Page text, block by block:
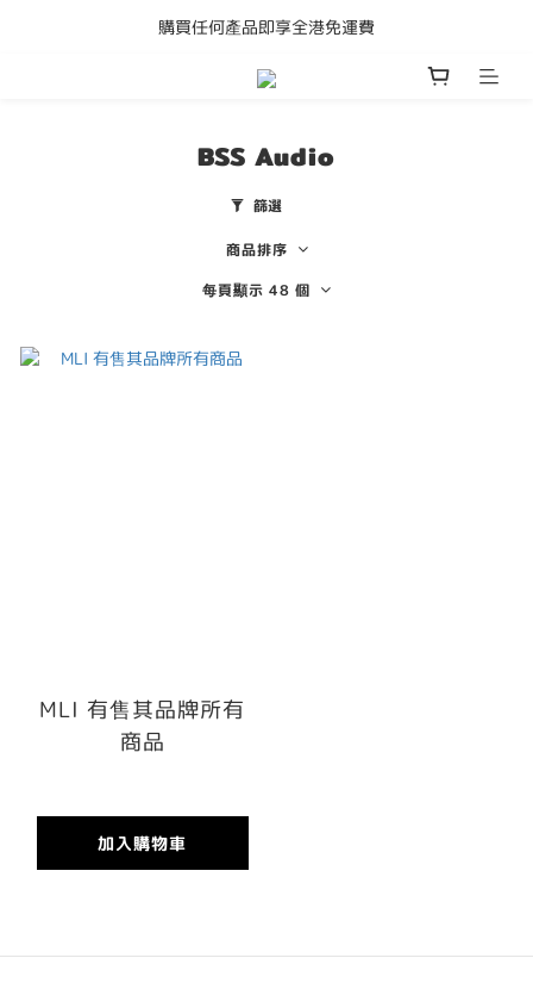
購買任何產品即享全港免運費
購買任何產品即享全港免運費
Adam Audio D3V 限時優惠
BSS Audio
篩選
商品排序
每頁顯示 48 個
MLI 有售其品牌所有
商品
加入購物車